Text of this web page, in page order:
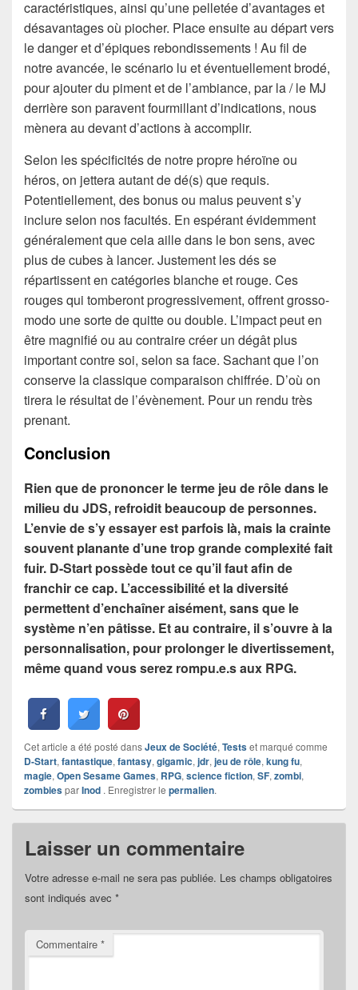
caractéristiques, ainsi qu’une pelletée d’avantages et
désavantages où piocher. Place ensuite au départ vers
le danger et d’épiques rebondissements ! Au fil de
notre avancée, le scénario lu et éventuellement brodé,
pour ajouter du piment et de l’ambiance, par la / le MJ
derrière son paravent fourmillant d’indications, nous
mènera au devant d’actions à accomplir.
Selon les spécificités de notre propre héroïne ou
héros, on jettera autant de dé(s) que requis.
Potentiellement, des bonus ou malus peuvent s’y
inclure selon nos facultés. En espérant évidemment
généralement que cela aille dans le bon sens, avec
plus de cubes à lancer. Justement les dés se
répartissent en catégories blanche et rouge. Ces
rouges qui tomberont progressivement, offrent grosso-
modo une sorte de quitte ou double. L’impact peut en
être magnifié ou au contraire créer un dégât plus
important contre soi, selon sa face. Sachant que l’on
conserve la classique comparaison chiffrée. D’où on
tirera le résultat de l’évènement. Pour un rendu très
prenant.
Conclusion
Rien que de prononcer le terme jeu de rôle dans le
milieu du JDS, refroidit beaucoup de personnes.
L’envie de s’y essayer est parfois là, mais la crainte
souvent planante d’une trop grande complexité fait
fuir. D-Start possède tout ce qu’il faut afin de
franchir ce cap. L’accessibilité et la diversité
permettent d’enchaîner aisément, sans que le
système n’en pâtisse. Et au contraire, il s’ouvre à la
personnalisation, pour prolonger le divertissement,
même quand vous serez rompu.e.s aux RPG.
Cet article a été posté dansJeux de Société, Testset marqué comme
D-Start, fantastique, fantasy, gigamic, jdr, jeu de rôle, kung fu,
magie, Open Sesame Games, RPG, science fiction, SF, zombi,
zombiesparInod . Enregistrer le permalien.
Laisser un commentaire
Votre adresse e-mail ne sera pas publiée. Les champs obligatoires
sont indiqués avec *
Commentaire *